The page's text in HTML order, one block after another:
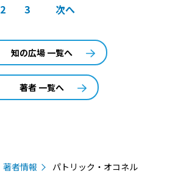
2 3 次へ
知の広場 一覧へ
著者 一覧へ
著者情報 パトリック・オコネル